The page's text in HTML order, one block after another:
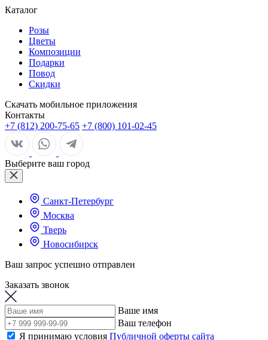
Каталог
Розы
Цветы
Композиции
Подарки
Повод
Скидки
Скачать мобильное приложения
Контакты
+7 (812) 200-75-65 +7 (800) 101-02-45
Выберите ваш город
Санкт-Петербург
Москва
Тверь
Новосибирск
Ваш запрос успешно отправлен
Заказать звонок
Ваше имя
Ваш телефон
Я принимаю условия Публичной оферты сайта